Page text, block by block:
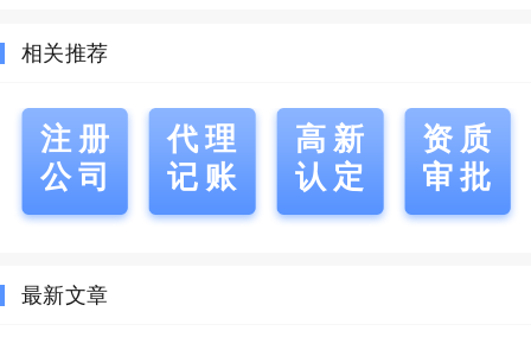
相关推荐
注册
公司
代理
记账
高新
认定
资质
审批
最新文章